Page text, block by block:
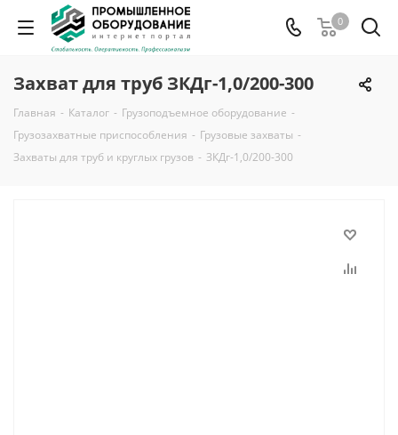
0
Захват для труб ЗКДг-1,0/200-300
Главная - Каталог - Грузоподъемное оборудование -
Грузозахватные приспособления - Грузовые захваты -
Захваты для труб и круглых грузов - ЗКДг-1,0/200-300